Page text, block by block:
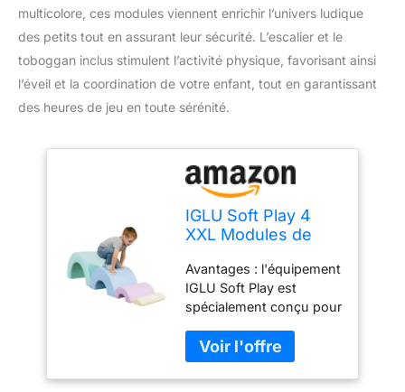
multicolore, ces modules viennent enrichir l’univers ludique
des petits tout en assurant leur sécurité. L’escalier et le
toboggan inclus stimulent l’activité physique, favorisant ainsi
l’éveil et la coordination de votre enfant, tout en garantissant
des heures de jeu en toute sérénité.
IGLU Soft Play 4
XXL Modules de
en Mousse Escalier
Toboggan
(Rainbow)
Avantages : l'équipement
IGLU Soft Play est
spécialement conçu pour
des enfants, améliorer
l'équilibre et promouvoir
la conscience spatiale,